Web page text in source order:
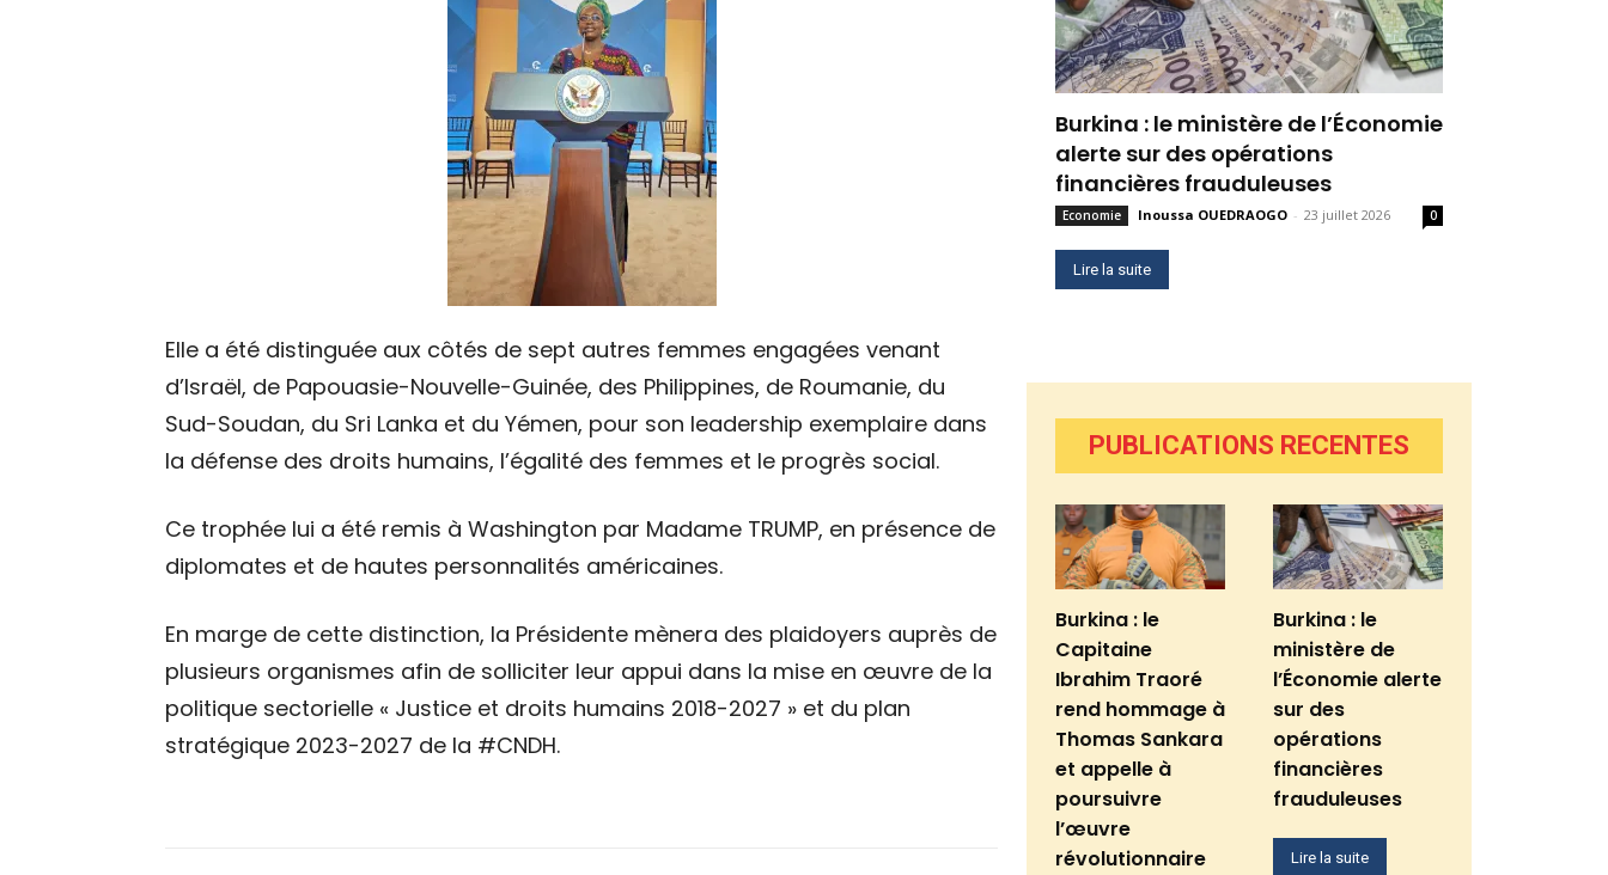
Elle a été distinguée aux côtés de sept autres femmes engagées venant
d’Israël, de Papouasie-Nouvelle-Guinée, des Philippines, de Roumanie, du
Sud-Soudan, du Sri Lanka et du Yémen, pour son leadership exemplaire dans
la défense des droits humains, l’égalité des femmes et le progrès social.
Ce trophée lui a été remis à Washington par Madame TRUMP, en présence de
diplomates et de hautes personnalités américaines.
En marge de cette distinction, la Présidente mènera des plaidoyers auprès de
plusieurs organismes afin de solliciter leur appui dans la mise en œuvre de la
politique sectorielle « Justice et droits humains 2018-2027 » et du plan
stratégique 2023-2027 de la #CNDH.
Burkina : le ministère de l’Économie
alerte sur des opérations
financières frauduleuses
Economie Inoussa OUEDRAOGO - 23 juillet 2026 0
Lire la suite
PUBLICATIONS RECENTES
Burkina : le
Capitaine
Ibrahim Traoré
rend hommage à
Thomas Sankara
et appelle à
poursuivre
l’œuvre
révolutionnaire
Burkina : le
ministère de
l’Économie alerte
sur des
opérations
financières
frauduleuses
Lire la suite